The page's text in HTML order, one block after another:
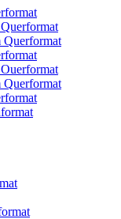
Querformat
Querformat